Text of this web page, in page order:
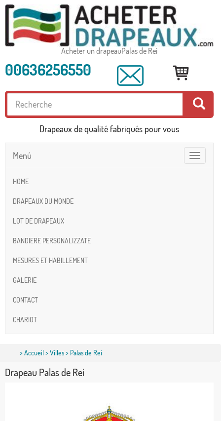
Acheter un drapeauPalas de Rei
00636256550
Drapeaux de qualité fabriqués pour vous
Toggle
navigation
Menú
HOME
DRAPEAUX DU MONDE
LOT DE DRAPEAUX
BANDIERE PERSONALIZZATE
MESURES ET HABILLEMENT
GALERIE
CONTACT
CHARIOT
>Accueil>Villes> Palas de Rei
Drapeau Palas de Rei